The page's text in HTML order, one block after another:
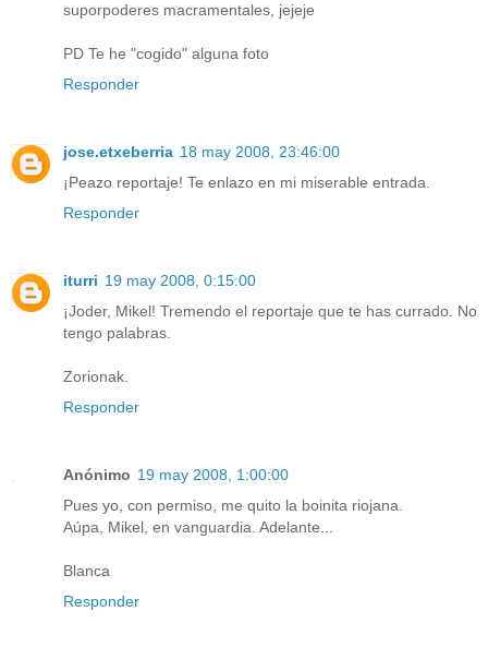
suporpoderes macramentales, jejeje
PD Te he "cogido" alguna foto
Responder
jose.etxeberria 18 may 2008, 23:46:00
¡Peazo reportaje! Te enlazo en mi miserable entrada.
Responder
iturri 19 may 2008, 0:15:00
¡Joder, Mikel! Tremendo el reportaje que te has currado. No
tengo palabras.
Zorionak.
Responder
Anónimo 19 may 2008, 1:00:00
Pues yo, con permiso, me quito la boinita riojana.
Aúpa, Mikel, en vanguardia. Adelante...
Blanca
Responder